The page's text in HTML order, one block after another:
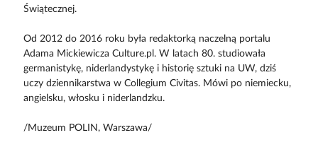
Świątecznej.
Od 2012 do 2016 roku była redaktorką naczelną portalu
Adama Mickiewicza Culture.pl. W latach 80. studiowała
germanistykę, niderlandystykę i historię sztuki na UW, dziś
uczy dziennikarstwa w Collegium Civitas. Mówi po niemiecku,
angielsku, włosku i niderlandzku.
/Muzeum POLIN, Warszawa/